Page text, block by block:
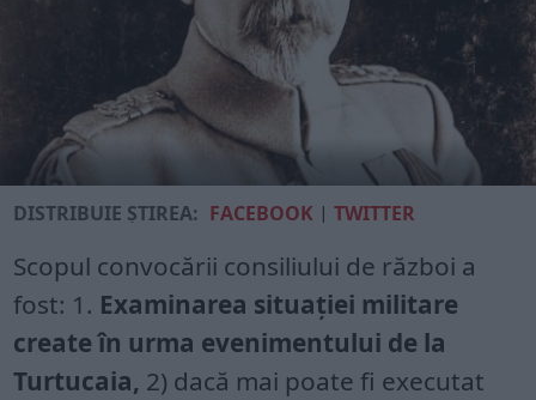
DISTRIBUIE ȘTIREA: FACEBOOK |TWITTER
Scopul convocării consiliului de război a
fost: 1. Examinarea situației militare
create în urma evenimentului de la
Turtucaia, 2) dacă mai poate fi executat